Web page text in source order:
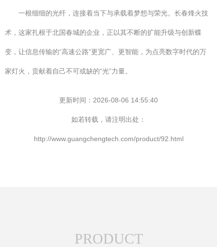
一根细细的光纤，连接着当下与承载着梦想与荣光。长春烽火技
术，这家扎根于北国春城的企业，正以其不断的扩能升级与创新蝶
变，让信息传输的“高速公路”更宽广、更智能，为点亮数字时代的万
家灯火，贡献着自己不可或缺的“光”力量。
更新时间：2026-08-06 14:55:40
如若转载，请注明出处：
http://www.guangchengtech.com/product/92.html
PRODUCT